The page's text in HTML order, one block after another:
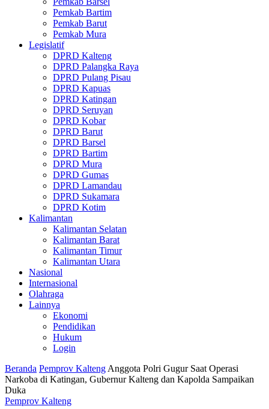
Pemkab Bartim
Pemkab Barut
Pemkab Mura
Legislatif
DPRD Kalteng
DPRD Palangka Raya
DPRD Pulang Pisau
DPRD Kapuas
DPRD Katingan
DPRD Seruyan
DPRD Kobar
DPRD Barut
DPRD Barsel
DPRD Bartim
DPRD Mura
DPRD Gumas
DPRD Lamandau
DPRD Sukamara
DPRD Kotim
Kalimantan
Kalimantan Selatan
Kalimantan Barat
Kalimantan Timur
Kalimantan Utara
Nasional
Internasional
Olahraga
Lainnya
Ekonomi
Pendidikan
Hukum
Login
Beranda Pemprov Kalteng Anggota Polri Gugur Saat Operasi
Narkoba di Katingan, Gubernur Kalteng dan Kapolda Sampaikan
Duka
Pemprov Kalteng